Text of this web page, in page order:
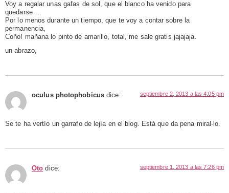
Voy a regalar unas gafas de sol, que el blanco ha venido para
quedarse…
Por lo menos durante un tiempo, que te voy a contar sobre la
permanencia,
Coño! mañana lo pinto de amarillo, total, me sale gratis jajajaja.
un abrazo,
oculus photophobicus dice: septiembre 2, 2013 a las 4:05 pm
Se te ha vertío un garrafo de lejía en el blog. Está que da pena miral-lo.
Oto dice: septiembre 1, 2013 a las 7:26 pm